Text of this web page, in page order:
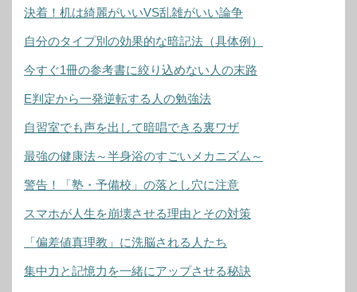
決着！机は綺麗がいいVS乱雑がいい論争
自分のタイプ別の効果的な暗記法（具体例）
今すぐ1冊の参考書に絞り込めない人の末路
E判定から一発逆転する人の勉強法
自習室でも声を出して暗唱できる裏ワザ
最強の健康法～半身浴のすごいメカニズム～
警告！「塾・予備校」の落とし穴に注意
スマホが人生を崩壊させる理由とその対策
「偏差値真理教」に洗脳される人たち
集中力と記憶力を一緒にアップさせる秘訣